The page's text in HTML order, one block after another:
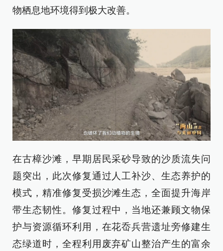
物栖息地环境得到极大改善。
在古樟沙滩，早期居民采砂导致的沙质流失问
题突出，此次修复通过人工补沙、生态养护的
模式，精准修复受损沙滩生态，全面提升海岸
带生态韧性。修复过程中，当地还兼顾文物保
护与资源循环利用，在花岙兵营遗址旁修建生
态绿道时，全程利用废弃矿山整治产生的富余